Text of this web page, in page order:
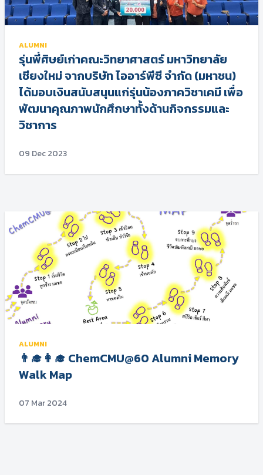
ALUMNI
รุ่นพี่ศิษย์เก่าคณะวิทยาศาสตร์ มหาวิทยาลัย
เชียงใหม่ จากบริษัท ไออาร์พีซี จำกัด (มหาชน)
ได้มอบเงินสนับสนุนแก่รุ่นน้องภาควิชาเคมี เพื่อ
พัฒนาคุณภาพนักศึกษาทั้งด้านกิจกรรมและ
วิชาการ
09 Dec 2023
ALUMNI
👨‍🎓👩‍🎓 ChemCMU@60 Alumni Memory
Walk Map
07 Mar 2024